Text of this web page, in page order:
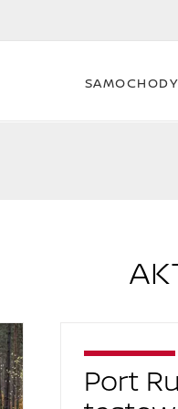
SAMOCHODY
Port